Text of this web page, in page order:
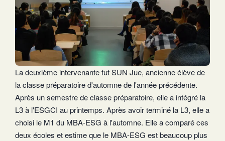
La deuxième intervenante fut SUN Jue, ancienne élève de
la classe préparatoire d'automne de l'année précédente.
Après un semestre de classe préparatoire, elle a intégré la
L3 à l'ESGCI au printemps. Après avoir terminé la L3, elle a
choisi le M1 du MBA-ESG à l'automne. Elle a comparé ces
deux écoles et estime que le MBA-ESG est beaucoup plus